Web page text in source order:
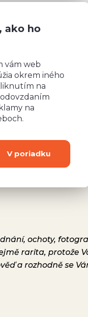
ochoty,
rarita, protože
a rozhodně se
ako ho
vám web
okrem iného
na
na
V poriadku